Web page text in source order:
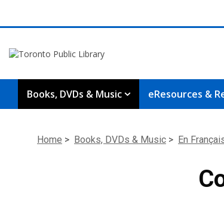
Books, DVDs & Music eResources &
Home > Books, DVDs & Music > En Franç